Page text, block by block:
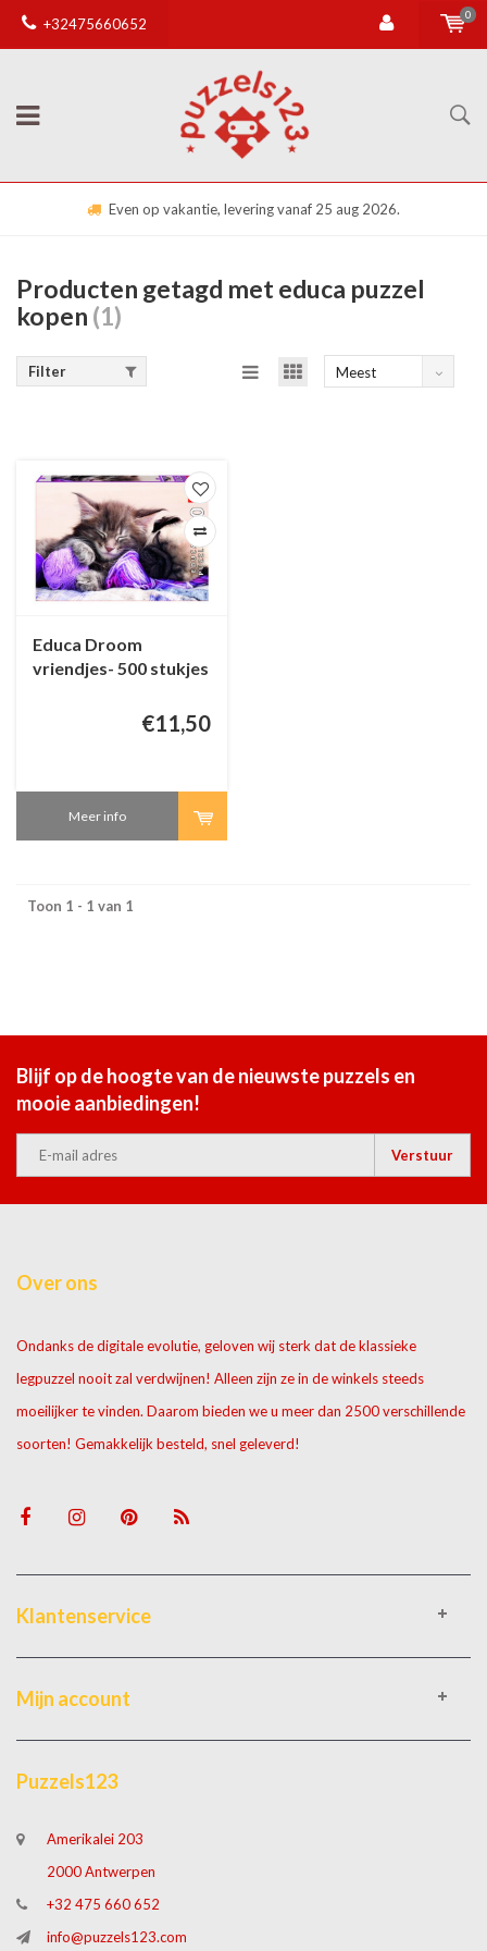
+32475660652
0
Even op vakantie, levering vanaf 25 aug 2026.
Producten getagd met educa puzzel
kopen (1)
Filter
Meest
Educa Droom
vriendjes- 500 stukjes
€11,50
Meer info
Toon 1 - 1 van 1
Blijf op de hoogte van de nieuwste puzzels en
mooie aanbiedingen!
Verstuur
Over ons
Ondanks de digitale evolutie, geloven wij sterk dat de klassieke
legpuzzel nooit zal verdwijnen! Alleen zijn ze in de winkels steeds
moeilijker te vinden. Daarom bieden we u meer dan 2500 verschillende
soorten! Gemakkelijk besteld, snel geleverd!
Klantenservice
Mijn account
Puzzels123
Amerikalei 203
2000 Antwerpen
+32 475 660 652
info@puzzels123.com